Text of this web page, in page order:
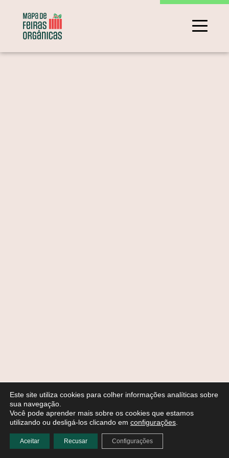
Este site utiliza cookies para colher informações analíticas sobre
sua navegação.
Você pode aprender mais sobre os cookies que estamos
utilizando ou desligá-los clicando em configurações
Aceitar Recusar Configurações